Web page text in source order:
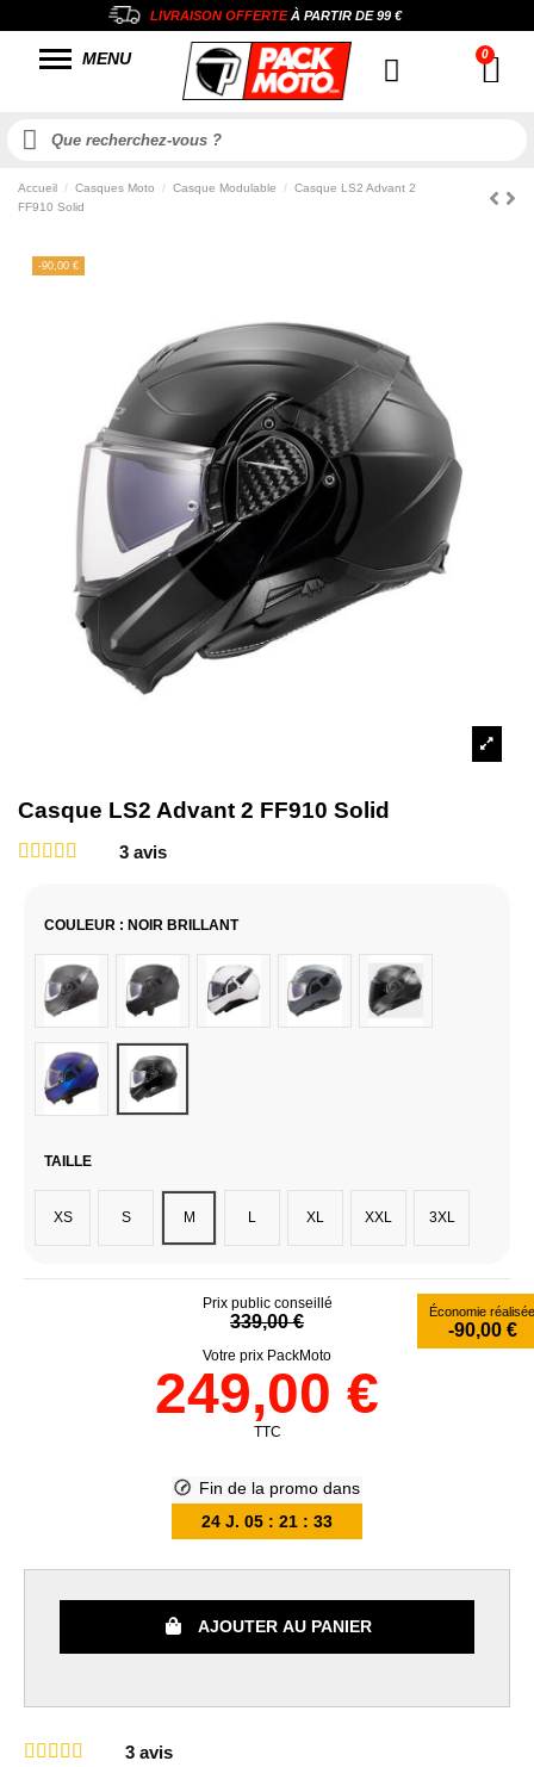
LIVRAISON OFFERTEÀ PARTIR DE99 €
MENU
Accueil Casques Moto Casque Modulable
Casque LS2 Advant 2
FF910 Solid
-90,00 €
Casque LS2 Advant 2 FF910 Solid
3 avis
COULEUR : NOIR BRILLANT
Gris Noir Mat Blanc Gris Nardo Titanium
Bleu Navy Noir Brillant
TAILLE
XS S M L XL XXL 3XL
Prix public conseillé
339,00 € Économie réalisée
-90,00 €
Votre prix PackMoto
249,00 €
TTC
Fin de la promo dans
24 J. 05 : 21 : 32
AJOUTER AU PANIER
3 avis